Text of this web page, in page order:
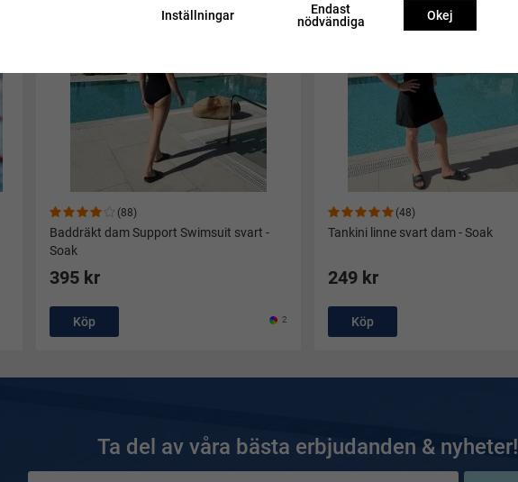
(88)
Baddräkt dam Support Swimsuit svart -
Soak
395 kr
Köp 2
(48)
Tankini linne svart dam - Soak
249 kr
Köp
Ta del av våra bästa erbjudanden & nyheter!
Inställningar
Endast
nödvändiga
Okej